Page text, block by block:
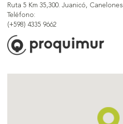
Ruta 5 Km 35,300. Juanicó, Canelones
Teléfono:
(+598) 4335 9662